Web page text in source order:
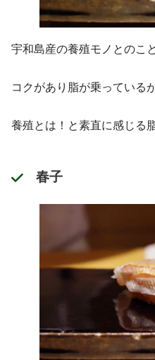
宇和島産の養殖モノとのこと
コクがあり脂が乗っている
養殖とは！と素直に感じる
春子